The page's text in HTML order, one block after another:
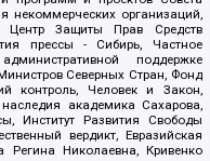
некоммерческих организаций,
Центр Защиты Прав Средств
прессы - Сибирь, Частное
поддержке
Северных Стран, Фонд
контроль, Человек и Закон,
академика Сахарова,
Институт Развития Свободы
вердикт, Евразийская
Регина Николаевна, Кривенко